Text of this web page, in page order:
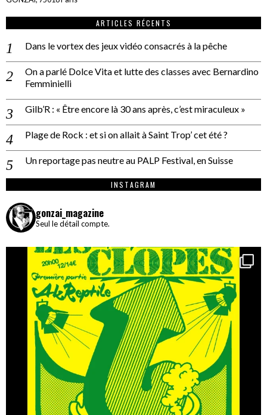
ARTICLES RÉCENTS
Dans le vortex des jeux vidéo consacrés à la pêche
On a parlé Dolce Vita et lutte des classes avec Bernardino
Femminielli
Gilb’R : « Être encore là 30 ans après, c’est miraculeux »
Plage de Rock : et si on allait à Saint Trop’ cet été ?
Un reportage pas neutre au PALP Festival, en Suisse
INSTAGRAM
gonzai_magazine
Seul le détail compte.